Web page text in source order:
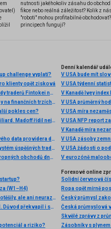
nutnosti jakéhokoliv zásahu do
fikce nebo reálná záležitost? Kolik z
"roboti" mohou profitabilně
principech fungují?
challenge vyplatí?
klienty opět zisková
Léto v plném proudu, trhy také: Top 3 obchody traderů Fintokei na indexech a zlatě
Chamtivost a strach: Největší cenové pohyby na finančních trzích (červenec 2026)
pokles cen?
Stvořil elitní klub, kde Ameriku obral o 65 miliard. Madoff řídil největší Ponzi dějin
Historická data, kde je získat, jak připojit svého data providera do MultiCharts a proč je budeme potřebovat? (4. díl)
Jak obchodují profíci: Fibonacci trading - systém úspěšných traderů
Burza v LA chtěla sesadit Wall Street. Místo ropných obchodů dnes místem duní basy
Denní kalendář
V USA bude mít
V USA týdenní
V Kanadě Ivey index
V USA průměrný
V USA míra
V USA NFP report
V Kanadě míra
V USA zásoby
V USA žádosti o
V eurozóně
(W1–H4)
Akciová analýza: Výsledky McDonald’s nepotěšily, ale ani neurazily. Jakou vizi společnost prezentovala?
Akcie Microsoftu zlomily 26 let starý rekord. Důvod překvapil i samotné investory
a riziko?
Forexové online
Solidní červnová
Ropa opět mírně
Český průmysl
Skvělé zprávy z